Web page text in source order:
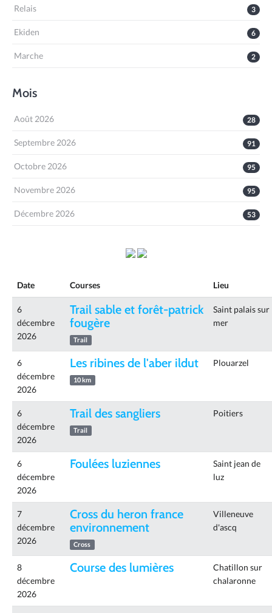
3
Relais
6
Ekiden
2
Marche
Mois
28
Août 2026
91
Septembre 2026
95
Octobre 2026
95
Novembre 2026
53
Décembre 2026
Date Courses Lieu
6
décembre
2026
Trail sable et forêt-patrick
fougère
Trail
Saint palais sur
mer
6
décembre
2026
Les ribines de l'aber ildut
10 km
Plouarzel
6
décembre
2026
Trail des sangliers
Trail
Poitiers
6
décembre
2026
Foulées luziennes
Saint jean de
luz
7
décembre
2026
Cross du heron france
environnement
Cross
Villeneuve
d'ascq
8
décembre
2026
Course des lumières
Chatillon sur
chalaronne